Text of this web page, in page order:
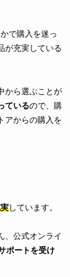
で購入を迷っ
が充実している
から選ぶことが
ているので、購
アからの購入を
しています。
、公式オンライ
ポートを受け